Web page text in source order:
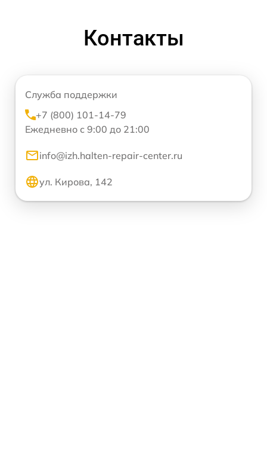
Контакты
Служба поддержки
+7 (800) 101-14-79
Ежедневно с 9:00 до 21:00
info@izh.halten-repair-center.ru
ул. Кирова, 142